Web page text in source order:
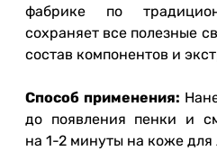
фабрике по
сохраняет все полезные
состав компонентов и
Способ применения:
до появления пенки и
на 1-2 минуты на коже для